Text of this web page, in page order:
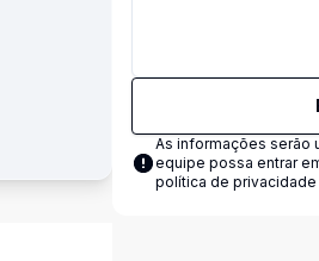
As informações serão
equipe possa entrar
política de